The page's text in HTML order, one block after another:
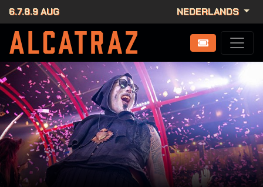
6.7.8.9 AUG NEDERLANDS